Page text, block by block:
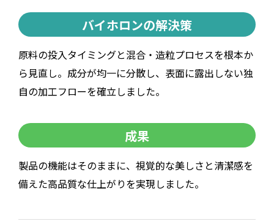
バイホロンの解決策
原料の投入タイミングと混合・造粒プロセスを根本か
ら見直し。成分が均一に分散し、表面に露出しない独
自の加工フローを確立しました。
成果
製品の機能はそのままに、視覚的な美しさと清潔感を
備えた高品質な仕上がりを実現しました。